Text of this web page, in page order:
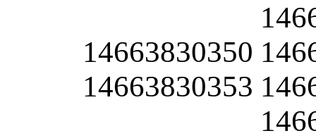
14663830350
14663830353